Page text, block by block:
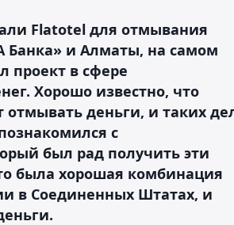
Flatotel для отмывания
Банка» и Алматы, на самом
проект в сфере
Хорошо известно, что
отмывать деньги, и таких
с
был рад получить эти
была хорошая комбинация
в Соединенных Штатах, и